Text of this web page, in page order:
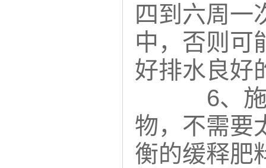
四到六周一
中，否则可
好排水良好
6、
物，不需要
衡的缓释肥